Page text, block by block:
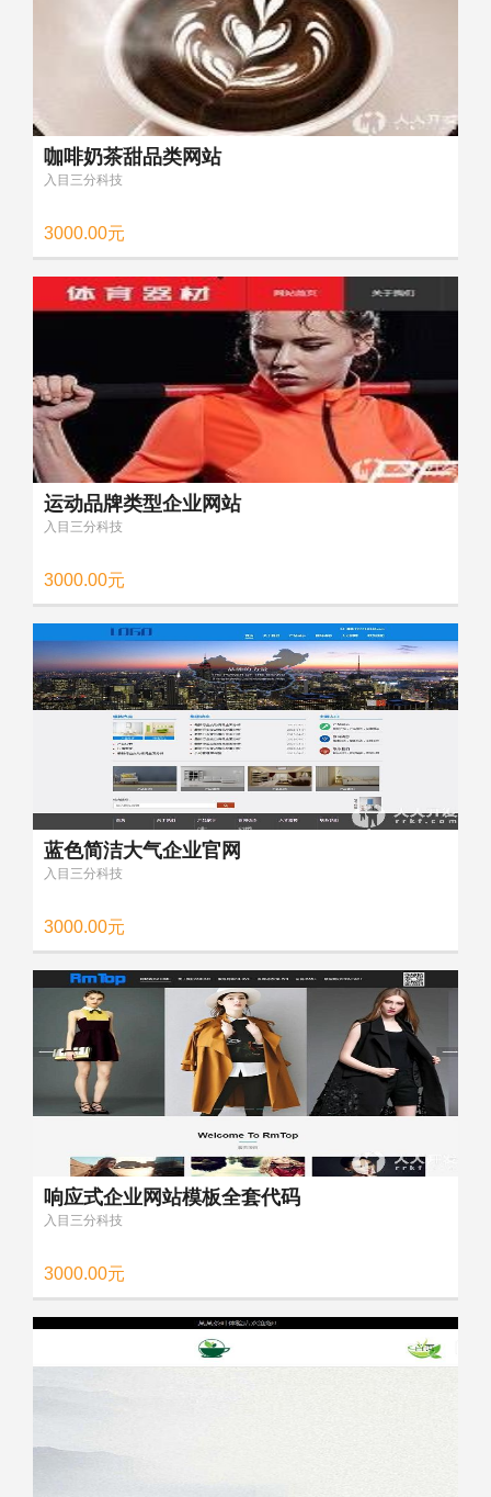
咖啡奶茶甜品类网站
入目三分科技
3000.00元
运动品牌类型企业网站
入目三分科技
3000.00元
蓝色简洁大气企业官网
入目三分科技
3000.00元
响应式企业网站模板全套代码
入目三分科技
3000.00元